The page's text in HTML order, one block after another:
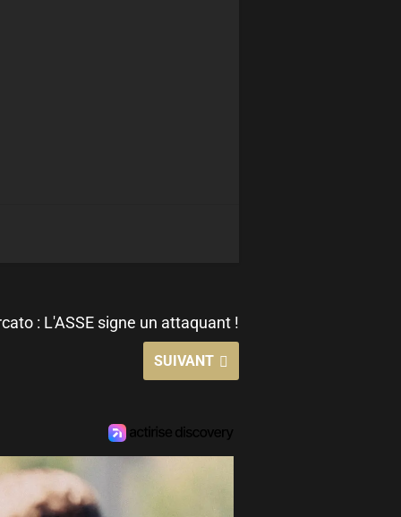
: L'ASSE signe un attaquant !
SUIVANT